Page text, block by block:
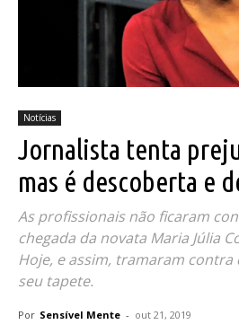
Notícias
Jornalista tenta
mas é descoberta e
As profissionais não ficaram
chegada da novata Maria Júlia
Hoje, e assim, tramaram
seu tapete.
Por Sensível Mente - out 21, 2019